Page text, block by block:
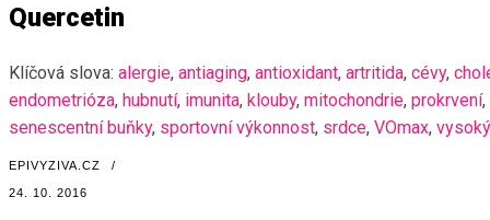
Quercetin
Klíčová slova: alergie, antiaging, antioxidant, artritida, cévy,
endometrióza, hubnutí, imunita, klouby, mitochondrie, prokrvení,
senescentní buňky, sportovní výkonnost, srdce, VOmax,
EPIVYZIVA.CZ /
24. 10. 2016